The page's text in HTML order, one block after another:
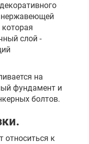
нержавеющей
которая
слой -
на
фундамент и
болтов.
относиться к